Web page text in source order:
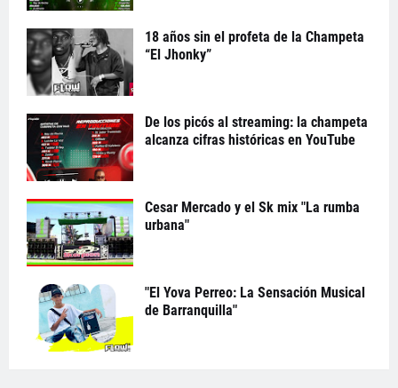
18 años sin el profeta de la Champeta
“El Jhonky”
De los picós al streaming: la champeta
alcanza cifras históricas en YouTube
Cesar Mercado y el Sk mix "La rumba
urbana"
"El Yova Perreo: La Sensación Musical
de Barranquilla"